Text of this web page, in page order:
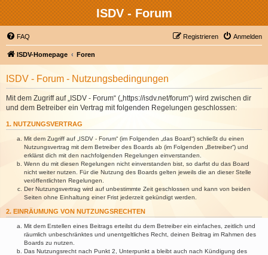
ISDV - Forum
FAQ Anmelden
Registrieren
ISDV-Homepage Foren
ISDV - Forum - Nutzungsbedingungen
Mit dem Zugriff auf „ISDV - Forum“ („https://isdv.net/forum“) wird zwischen dir
und dem Betreiber ein Vertrag mit folgenden Regelungen geschlossen:
1. NUTZUNGSVERTRAG
Mit dem Zugriff auf „ISDV - Forum“ (im Folgenden „das Board“) schließt du einen
Nutzungsvertrag mit dem Betreiber des Boards ab (im Folgenden „Betreiber“) und
erklärst dich mit den nachfolgenden Regelungen einverstanden.
Wenn du mit diesen Regelungen nicht einverstanden bist, so darfst du das Board
nicht weiter nutzen. Für die Nutzung des Boards gelten jeweils die an dieser Stelle
veröffentlichten Regelungen.
Der Nutzungsvertrag wird auf unbestimmte Zeit geschlossen und kann von beiden
Seiten ohne Einhaltung einer Frist jederzeit gekündigt werden.
2. EINRÄUMUNG VON NUTZUNGSRECHTEN
Mit dem Erstellen eines Beitrags erteilst du dem Betreiber ein einfaches, zeitlich und
räumlich unbeschränktes und unentgeltliches Recht, deinen Beitrag im Rahmen des
Boards zu nutzen.
Das Nutzungsrecht nach Punkt 2, Unterpunkt a bleibt auch nach Kündigung des